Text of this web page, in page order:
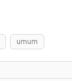
umum